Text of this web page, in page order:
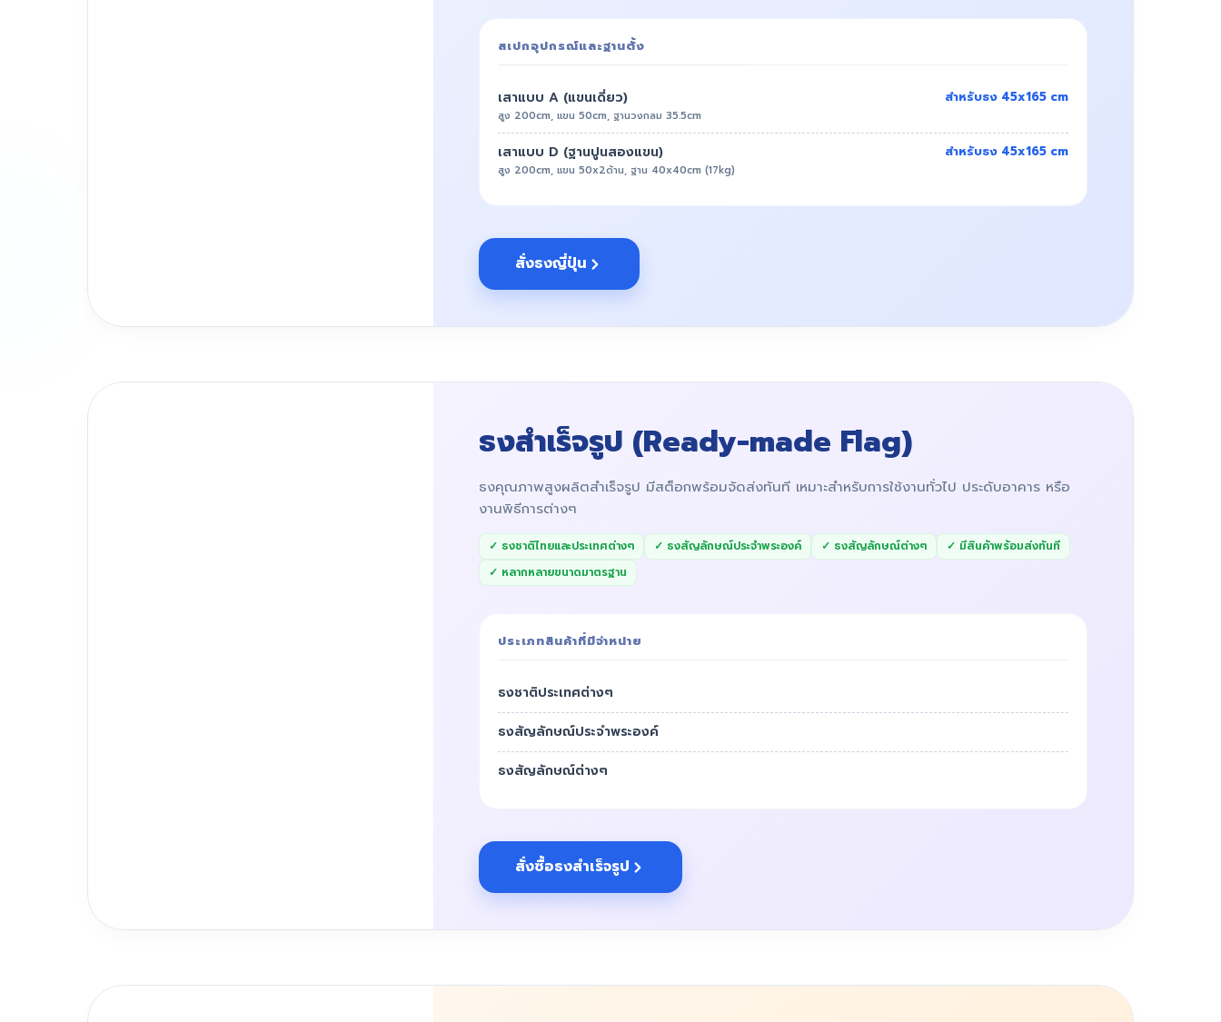
สเปกอุปกรณ์และฐานตั้ง
เสาแบบ A (แขนเดี่ยว)
สูง 200cm, แขน 50cm, ฐานวงกลม 35.5cm
สำหรับธง 45x165 cm
เสาแบบ D (ฐานปูนสองแขน)
สูง 200cm, แขน 50x2ด้าน, ฐาน 40x40cm (17kg)
สำหรับธง 45x165 cm
สั่งธงญี่ปุ่น
ธงสำเร็จรูป (Ready-made Flag)
ธงคุณภาพสูงผลิตสำเร็จรูป มีสต็อกพร้อมจัดส่งทันที เหมาะสำหรับการใช้งานทั่วไป ประดับอาคาร หรือ
งานพิธีการต่างๆ
✓ ธงชาติไทยและประเทศต่างๆ ✓ ธงสัญลักษณ์ประจำพระองค์ ✓ ธงสัญลักษณ์ต่างๆ
✓ มีสินค้าพร้อมส่งทันที
✓ หลากหลายขนาดมาตรฐาน
ประเภทสินค้าที่มีจำหน่าย
ธงชาติประเทศต่างๆ
ธงสัญลักษณ์ประจำพระองค์
ธงสัญลักษณ์ต่างๆ
สั่งซื้อธงสำเร็จรูป